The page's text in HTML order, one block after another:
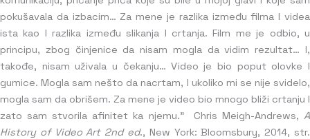
pokušavala da izbacim… Za mene je razlika između filma I videa
ista kao I razlika između slikanja I crtanja. Film me je odbio, u
principu, zbog činjenice da nisam mogla da vidim rezultat… I,
takođe, nisam uživala u čekanju… Video je bio poput olovke I
gumice. Mogla sam nešto da nacrtam, I ukoliko mi se nije svidelo,
mogla sam da obrišem. Za mene je video bio mnogo bliži crtanju I
zato sam stvorila afinitet ka njemu.” Chris Meigh-Andrews, A
History of Video Art 2nd ed., New York: Bloomsbury, 2014, str.